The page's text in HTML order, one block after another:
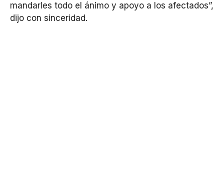
mandarles todo el ánimo y apoyo a los afectados”,
dijo con sinceridad.